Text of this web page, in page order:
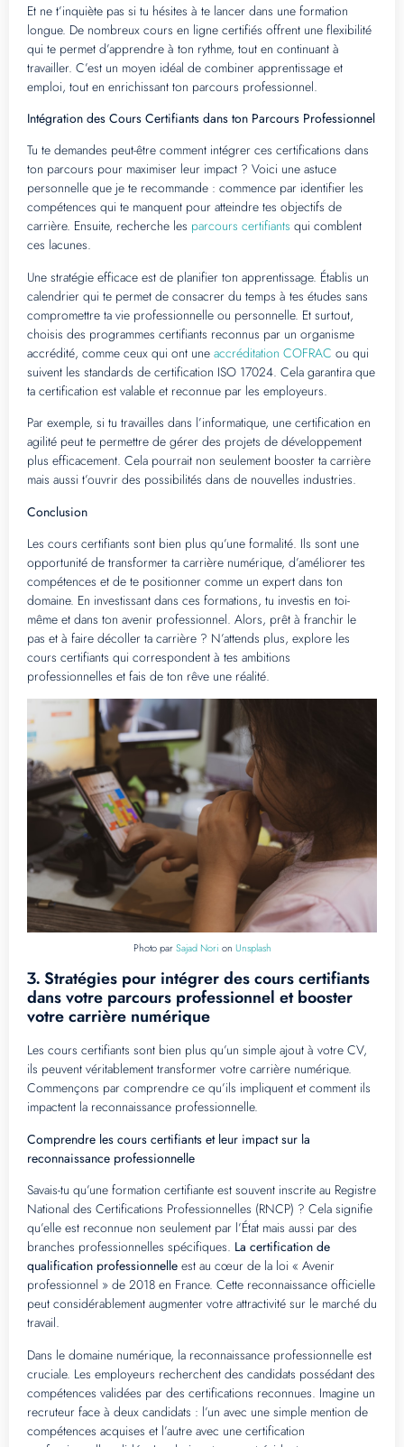
Et ne t’inquiète pas si tu hésites à te lancer dans une formation
longue. De nombreux cours en ligne certifiés offrent une flexibilité
qui te permet d’apprendre à ton rythme, tout en continuant à
travailler. C’est un moyen idéal de combiner apprentissage et
emploi, tout en enrichissant ton parcours professionnel.
Intégration des Cours Certifiants dans ton Parcours Professionnel
Tu te demandes peut-être comment intégrer ces certifications dans
ton parcours pour maximiser leur impact ? Voici une astuce
personnelle que je te recommande : commence par identifier les
compétences qui te manquent pour atteindre tes objectifs de
carrière. Ensuite, recherche les parcours certifiants qui comblent
ces lacunes.
Une stratégie efficace est de planifier ton apprentissage. Établis un
calendrier qui te permet de consacrer du temps à tes études sans
compromettre ta vie professionnelle ou personnelle. Et surtout,
choisis des programmes certifiants reconnus par un organisme
accrédité, comme ceux qui ont une accréditation COFRAC ou qui
suivent les standards de certification ISO 17024. Cela garantira que
ta certification est valable et reconnue par les employeurs.
Par exemple, si tu travailles dans l’informatique, une certification en
agilité peut te permettre de gérer des projets de développement
plus efficacement. Cela pourrait non seulement booster ta carrière
mais aussi t’ouvrir des possibilités dans de nouvelles industries.
Conclusion
Les cours certifiants sont bien plus qu’une formalité. Ils sont une
opportunité de transformer ta carrière numérique, d’améliorer tes
compétences et de te positionner comme un expert dans ton
domaine. En investissant dans ces formations, tu investis en toi-
même et dans ton avenir professionnel. Alors, prêt à franchir le
pas et à faire décoller ta carrière ? N’attends plus, explore les
cours certifiants qui correspondent à tes ambitions
professionnelles et fais de ton rêve une réalité.
Photo parSajad Nori on Unsplash
3. Stratégies pour intégrer des cours certifiants
dans votre parcours professionnel et booster
votre carrière numérique
Les cours certifiants sont bien plus qu’un simple ajout à votre CV,
ils peuvent véritablement transformer votre carrière numérique.
Commençons par comprendre ce qu’ils impliquent et comment ils
impactent la reconnaissance professionnelle.
Comprendre les cours certifiants et leur impact sur la
reconnaissance professionnelle
Savais-tu qu’une formation certifiante est souvent inscrite au Registre
National des Certifications Professionnelles (RNCP) ? Cela signifie
qu’elle est reconnue non seulement par l’État mais aussi par des
branches professionnelles spécifiques. La certification de
qualification professionnelle est au cœur de la loi « Avenir
professionnel » de 2018 en France. Cette reconnaissance officielle
peut considérablement augmenter votre attractivité sur le marché du
travail.
Dans le domaine numérique, la reconnaissance professionnelle est
cruciale. Les employeurs recherchent des candidats possédant des
compétences validées par des certifications reconnues. Imagine un
recruteur face à deux candidats : l’un avec une simple mention de
compétences acquises et l’autre avec une certification